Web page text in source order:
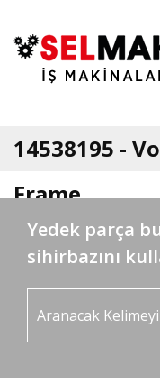
14538195 -
Frame
Yedek parça
sihirbazını